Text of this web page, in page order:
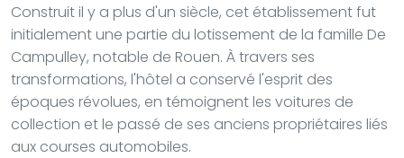
Construit il y a plus d'un siècle, cet établissement fut
initialement une partie du lotissement de la famille De
Campulley, notable de Rouen. À travers ses
transformations, l'hôtel a conservé l'esprit des
époques révolues, en témoignent les voitures de
collection et le passé de ses anciens propriétaires liés
aux courses automobiles.